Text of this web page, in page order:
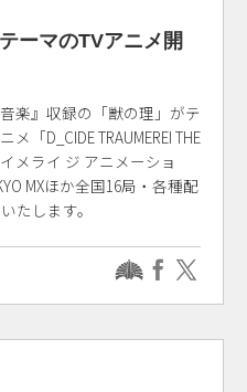
ーマのTVアニメ開
楽』収録の「獣の理」がテ
「D_CIDE TRAUMEREI THE
メライ ジ アニメーショ
MXほか全国16局・各種配
たします。